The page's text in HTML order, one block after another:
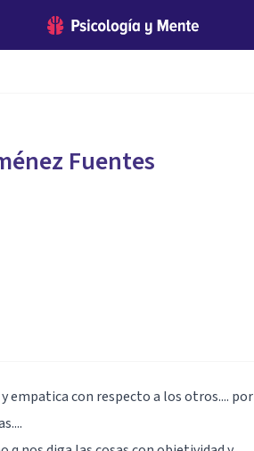
Fuentes
empatica con respecto a los otros.... por